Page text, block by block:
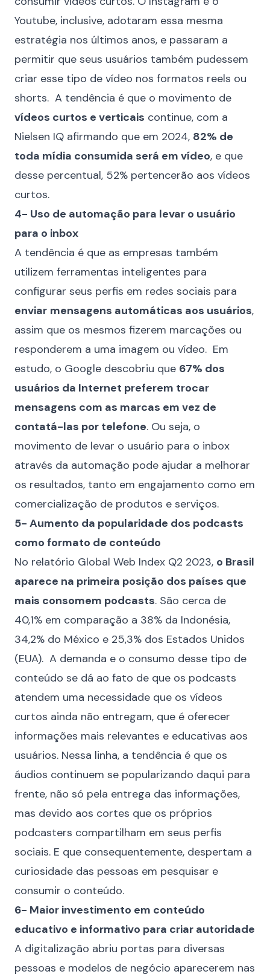
Youtube, inclusive, adotaram essa mesma
estratégia nos últimos anos, e passaram a
permitir que seus usuários também pudessem
criar esse tipo de vídeo nos formatos reels ou
shorts. A tendência é que o movimento de
vídeos curtos e verticais continue, com a
Nielsen IQ afirmando que em 2024, 82% de
toda mídia consumida será em vídeo, e que
desse percentual, 52% pertencerão aos vídeos
curtos.
4- Uso de automação para levar o usuário
para o inbox
A tendência é que as empresas também
utilizem ferramentas inteligentes para
configurar seus perfis em redes sociais para
enviar mensagens automáticas aos usuários,
assim que os mesmos fizerem marcações ou
responderem a uma imagem ou vídeo. Em
estudo, o Google descobriu que 67% dos
usuários da Internet preferem trocar
mensagens com as marcas em vez de
contatá-las por telefone. Ou seja, o
movimento de levar o usuário para o inbox
através da automação pode ajudar a melhorar
os resultados, tanto em engajamento como em
comercialização de produtos e serviços.
5- Aumento da popularidade dos podcasts
como formato de conteúdo
No relatório Global Web Index Q2 2023, o Brasil
aparece na primeira posição dos países que
mais consomem podcasts. São cerca de
40,1% em comparação a 38% da Indonésia,
34,2% do México e 25,3% dos Estados Unidos
(EUA). A demanda e o consumo desse tipo de
conteúdo se dá ao fato de que os podcasts
atendem uma necessidade que os vídeos
curtos ainda não entregam, que é oferecer
informações mais relevantes e educativas aos
usuários. Nessa linha, a tendência é que os
áudios continuem se popularizando daqui para
frente, não só pela entrega das informações,
mas devido aos cortes que os próprios
podcasters compartilham em seus perfis
sociais. E que consequentemente, despertam a
curiosidade das pessoas em pesquisar e
consumir o conteúdo.
6- Maior investimento em conteúdo
educativo e informativo para criar autoridade
A digitalização abriu portas para diversas
pessoas e modelos de negócio aparecerem nas